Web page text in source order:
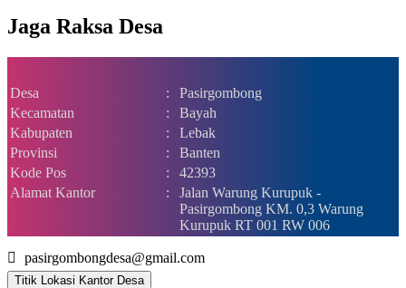
Jaga Raksa Desa
Desa :
Pasirgombong
Kecamatan
:
Bayah
Kabupaten
:
Lebak
Provinsi
:
Banten
Kode Pos
:
42393
Alamat Kantor
:
Jalan Warung Kurupuk -
Pasirgombong KM. 0,3 Warung
Kurupuk RT 001 RW 006
pasirgombongdesa@gmail.com
Titik Lokasi Kantor Desa